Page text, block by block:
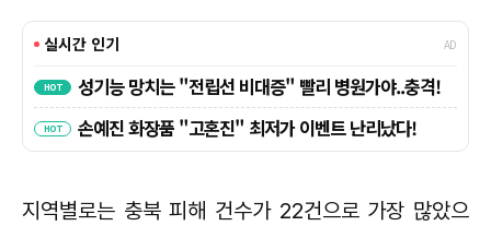
지역별로는 충북 피해 건수가 22건으로 가장 많았으